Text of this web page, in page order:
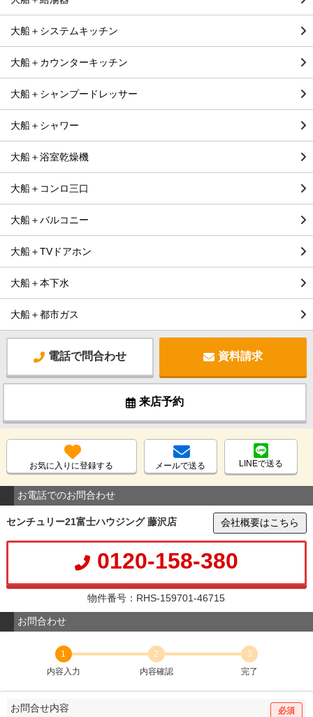
大船＋システムキッチン
大船＋カウンターキッチン
大船＋シャンプードレッサー
大船＋シャワー
大船＋浴室乾燥機
大船＋コンロ三口
大船＋バルコニー
大船＋TVドアホン
大船＋本下水
大船＋都市ガス
電話で問合わせ 資料請求
来店予約
お気に入りに登録する メールで送る LINEで送る
お電話でのお問合わせ
センチュリー21富士ハウジング 藤沢店 会社概要はこちら
0120-158-380
物件番号：RHS-159701-46715
お問合わせ
1
内容入力
2
内容確認
3
完了
お問合せ内容 必須